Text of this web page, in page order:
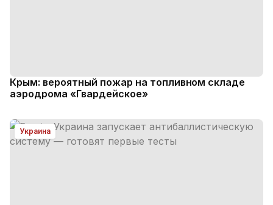
Крым: вероятный пожар на топливном складе
аэродрома «Гвардейское»
Украина